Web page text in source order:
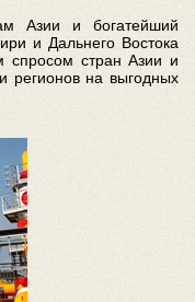
Азии и богатейший
и Дальнего Востока
спросом стран Азии и
регионов на выгодных